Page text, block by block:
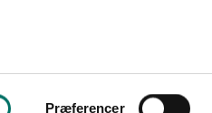
Præferencer
Persondatabeskyttelse